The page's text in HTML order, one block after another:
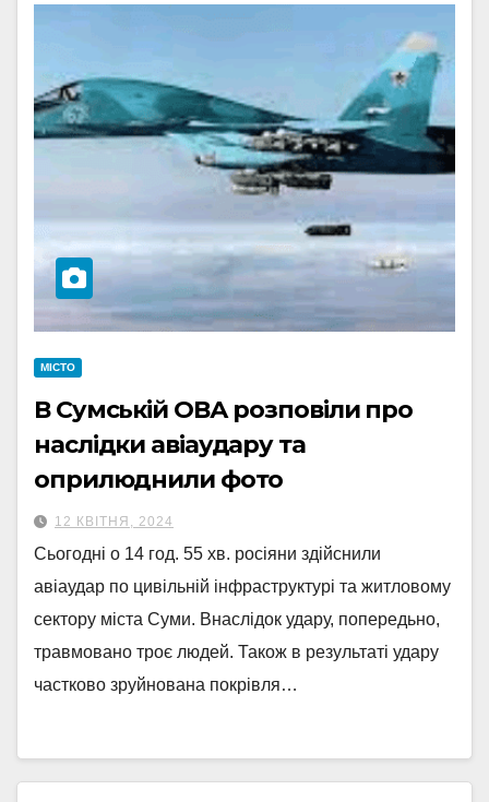
МІСТО
В Сумській ОВА розповіли про
наслідки авіаудару та
оприлюднили фото
12 КВІТНЯ, 2024
Сьогодні о 14 год. 55 хв. росіяни здійснили
авіаудар по цивільній інфраструктурі та житловому
сектору міста Суми. Внаслідок удару, попередьно,
травмовано троє людей. Також в результаті удару
частково зруйнована покрівля…